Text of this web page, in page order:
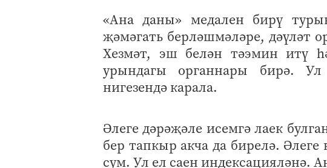
«Ана даны» медален бирү
җәмәгать берләшмәләре, дәүләт
Хезмәт, эш белән тәэмин итү
урындагы органнары бирә.
нигезендә карала.
Әлеге дәрәҗәле исемгә лаек
бер тапкыр акча да бирелә. Әлеге
сум. Ул ел саен индексацияләнә.